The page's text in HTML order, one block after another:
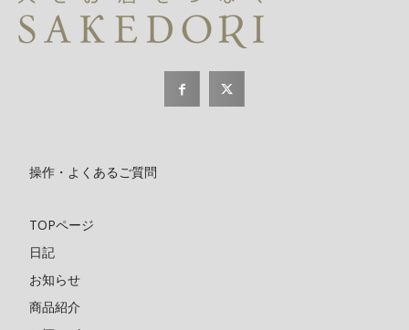
操作・よくあるご質問
TOPページ
日記
お知らせ
商品紹介